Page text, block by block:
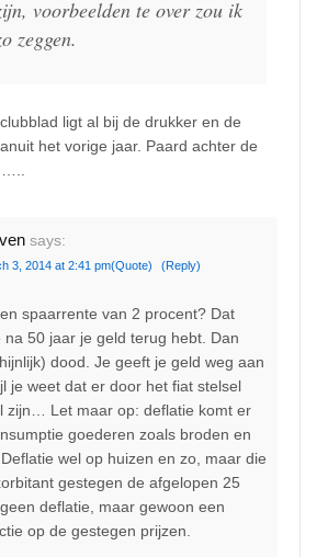
voorbeelden te over zou ik
zeggen.
ligt al bij de drukker en de
het vorige jaar. Paard achter de
says:
3, 2014 at 2:41 pm(Quote) (Reply)
spaarrente van 2 procent? Dat
na 50 jaar je geld terug hebt. Dan
dood. Je geeft je geld weg aan
je weet dat er door het fiat stelsel
zijn… Let maar op: deflatie komt er
goederen zoals broden en
wel op huizen en zo, maar die
gestegen de afgelopen 25
deflatie, maar gewoon een
op de gestegen prijzen.